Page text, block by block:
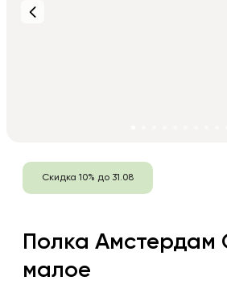
Скидка 10% до 31.08
Полка Амстердам
малое